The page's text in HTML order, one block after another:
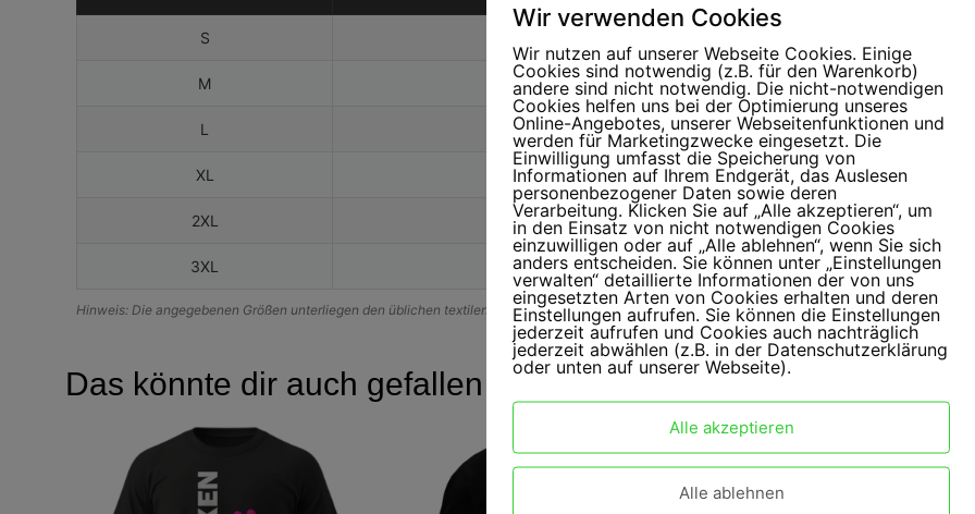
S
M 50,8
L 55,9
XL 61,0
2XL 66,0
3XL 71,1
Hinweis: Die angegebenen Größen unterliegen den üblichen textilen Toleranzen und dienen zur Orientierung.
Das könnte dir auch gefallen
Wir verwenden Cookies
Wir nutzen auf unserer Webseite Cookies. Einige
Cookies sind notwendig (z.B. für den Warenkorb)
andere sind nicht notwendig. Die nicht-notwendigen
Cookies helfen uns bei der Optimierung unseres
Online-Angebotes, unserer Webseitenfunktionen und
werden für Marketingzwecke eingesetzt. Die
Einwilligung umfasst die Speicherung von
Informationen auf Ihrem Endgerät, das Auslesen
personenbezogener Daten sowie deren
Verarbeitung. Klicken Sie auf „Alle akzeptieren“, um
in den Einsatz von nicht notwendigen Cookies
einzuwilligen oder auf „Alle ablehnen“, wenn Sie sich
anders entscheiden. Sie können unter „Einstellungen
verwalten“ detaillierte Informationen der von uns
eingesetzten Arten von Cookies erhalten und deren
Einstellungen aufrufen. Sie können die Einstellungen
jederzeit aufrufen und Cookies auch nachträglich
jederzeit abwählen (z.B. in der Datenschutzerklärung
oder unten auf unserer Webseite).
Alle akzeptieren
Alle ablehnen